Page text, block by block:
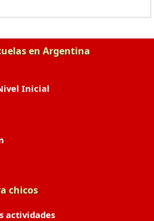
en Argentina
Inicial
chicos
actividades